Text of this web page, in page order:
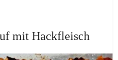
mit Hackfleisch